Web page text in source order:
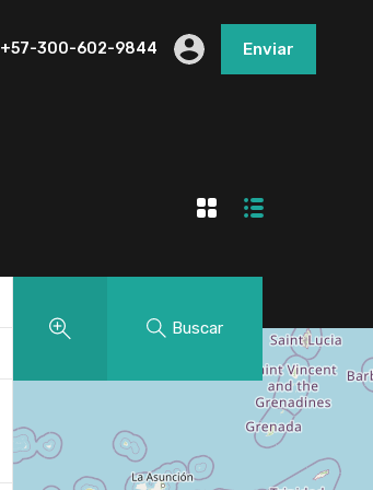
+57-300-602-9844 Enviar
Buscar